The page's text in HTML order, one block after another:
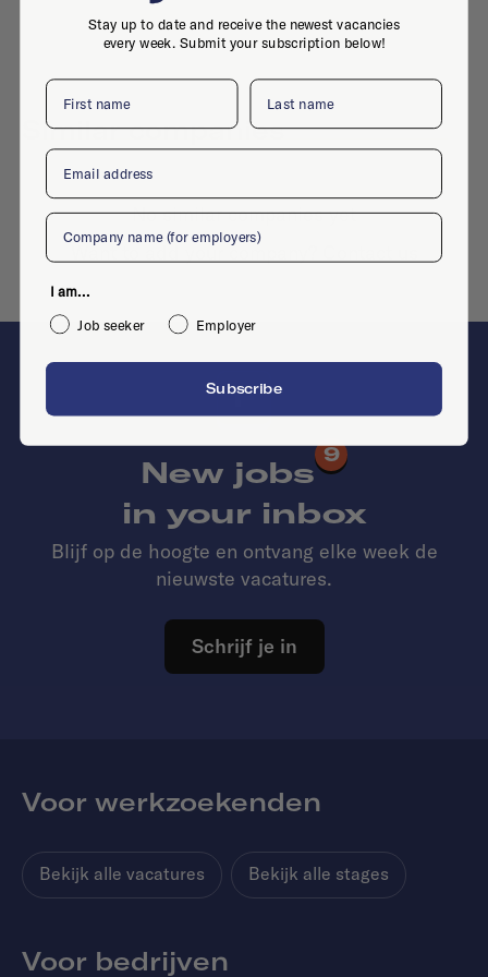
Similar companies
No similar companies yet
Want to add your company?
F
New jobs
9
in your inbox
Blijf op de hoogte en ontvang elke week de
nieuwste vacatures.
Schrijf je in
Voor werkzoekenden
Bekijk alle vacatures Bekijk alle stages
Voor bedrijven
Stay up to date and receive the newest vacancies
every week. Submit your subscription below!
First name Last name
Email
Company
I am...
Job seeker
Employer
Subscribe